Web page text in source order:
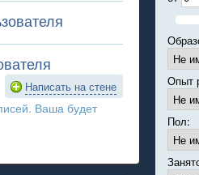
Написать на стене
Ваша будет
Опыт
Пол: